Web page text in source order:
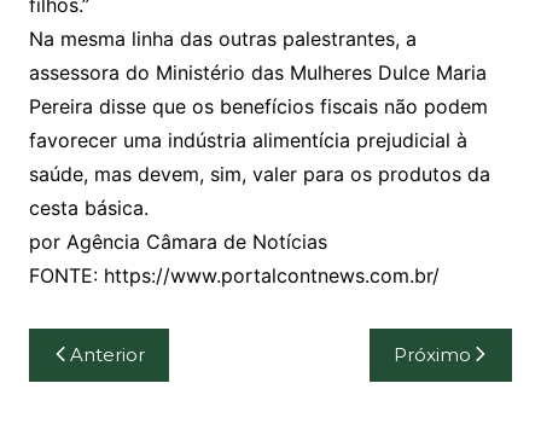
Na mesma linha das outras palestrantes, a
assessora do Ministério das Mulheres Dulce Maria
Pereira disse que os benefícios fiscais não podem
favorecer uma indústria alimentícia prejudicial à
saúde, mas devem, sim, valer para os produtos da
cesta básica.
por Agência Câmara de Notícias
FONTE: https://www.portalcontnews.com.br/
Navegação
de
Anterior Próximo